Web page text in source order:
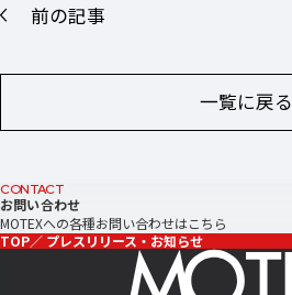
前の記事
一覧に戻る
CONTACT
お問い合わせ
MOTEXへの各種お問い合わせはこちら
TOP
プレスリリース・お知らせ